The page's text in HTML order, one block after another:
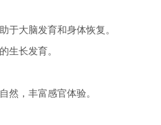
于大脑发育和身体恢复。
生长发育。
然，丰富感官体验。